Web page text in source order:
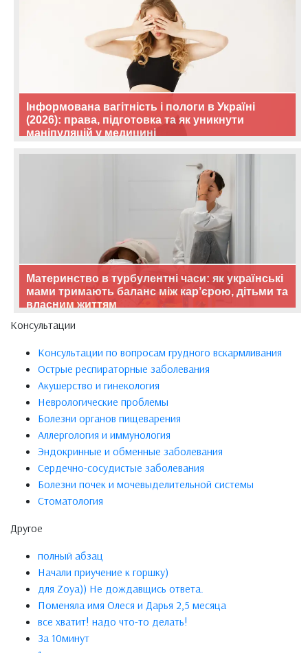
Інформована вагітність і пологи в Україні
(2026): права, підготовка та як уникнути
маніпуляцій у медицині
Материнство в турбулентні часи: як українські
мами тримають баланс між кар’єрою, дітьми та
власним життям
Консультации
Консультации по вопросам грудного вскармливания
Острые респираторные заболевания
Акушерство и гинекология
Неврологические проблемы
Болезни органов пищеварения
Аллергология и иммунология
Эндокринные и обменные заболевания
Сердечно-сосудистые заболевания
Болезни почек и мочевыделительной системы
Стоматология
Другое
полный абзац
Начали приучение к горшку)
для Zoya)) Не дождавщись ответа.
Поменяла имя Олеся и Дарья 2,5 месяца
все хватит! надо что-то делать!
За 10минут